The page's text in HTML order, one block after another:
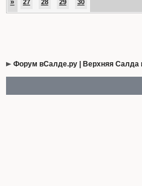
» 27 28 29 30
Форум вСалде.ру | Верхняя Салда